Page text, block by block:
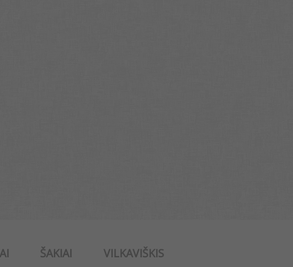
ŠAKIAI
VILKAVIŠKIS